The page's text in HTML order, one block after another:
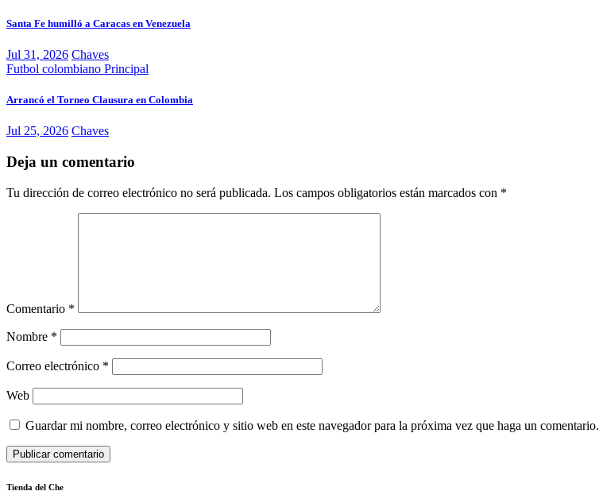
Santa Fe humilló a Caracas en Venezuela
Jul 31, 2026 Chaves
Futbol colombiano Principal
Arrancó el Torneo Clausura en Colombia
Jul 25, 2026 Chaves
Deja un comentario
Tu dirección de correo electrónico no será publicada. Los campos obligatorios están marcados con *
Comentario *
Nombre *
Correo electrónico *
Web
Guardar mi nombre, correo electrónico y sitio web en este navegador para la próxima vez que haga un comentario.
Tienda del Che